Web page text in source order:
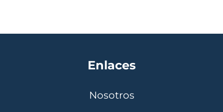
Enlaces
Nosotros